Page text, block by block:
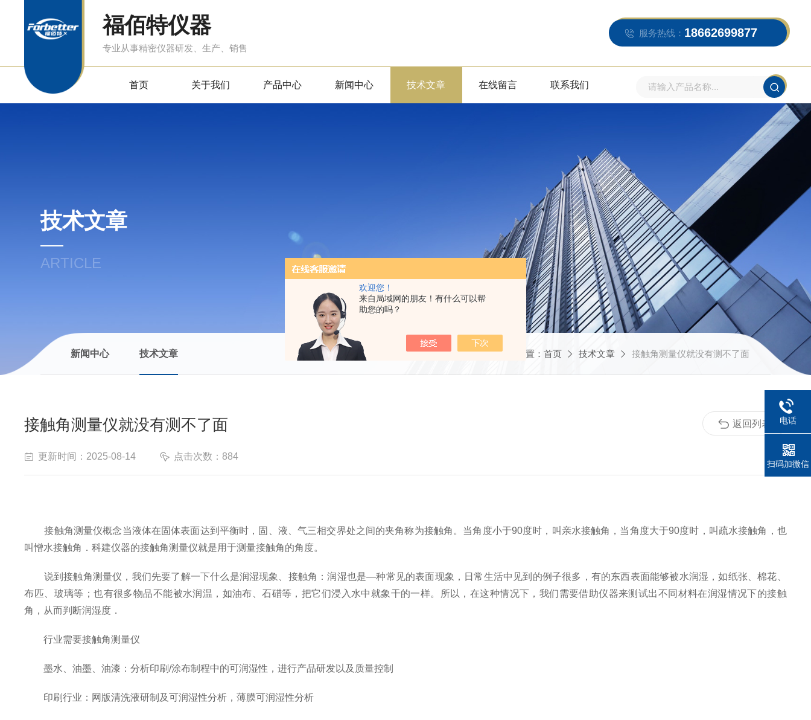
欢迎您！
来自局域网的朋友！有什么可以帮
助您的吗？
福佰特仪器
专业从事精密仪器研发、生产、销售
服务热线： 18662699877
首页 关于我们 产品中心 新闻中心 技术文章 在线留言 联系我们
技术文章
ARTICLE
新闻中心 技术文章 当前位置： 首页 技术文章 接触角测量仪就没有测不了面
接触角测量仪就没有测不了面
更新时间：2025-08-14 点击次数：884
接触角测量仪概念当液体在固体表面达到平衡时，固、液、气三相交界处之间的夹角称为接触角。当角度小于90度时，叫亲水接触角，当角度大于90度时，叫疏水接触角，也
叫憎水接触角．科建仪器的接触角测量仪就是用于测量接触角的角度。
说到接触角测量仪，我们先要了解一下什么是润湿现象、接触角：润湿也是—种常见的表面现象，日常生活中见到的例子很多，有的东西表面能够被水润湿，如纸张、棉花、
布匹、玻璃等；也有很多物品不能被水润温，如油布、石碏等，把它们浸入水中就象干的一样。所以，在这种情况下，我们需要借助仪器来测试出不同材料在润湿情况下的接触
角，从而判断润湿度．
行业需要接触角测量仪
墨水、油墨、油漆：分析印刷/涂布制程中的可润湿性，进行产品研发以及质量控制
印刷行业：网版清洗液研制及可润湿性分析，薄膜可润湿性分析
返回列表 电话
扫码加微信